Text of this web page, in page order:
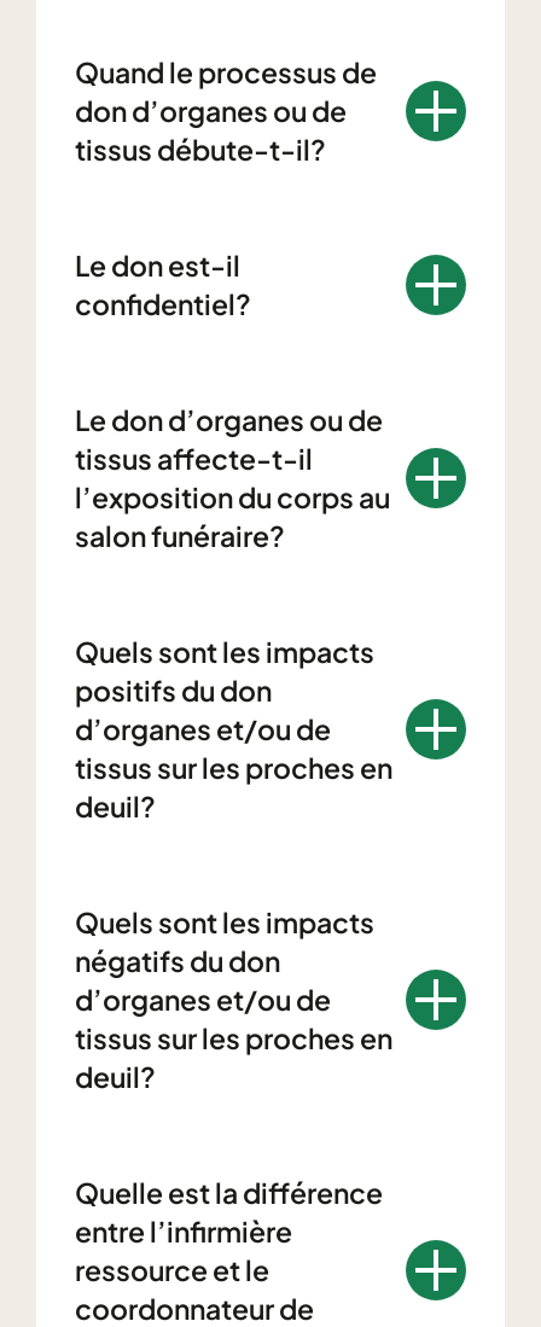
Quand le processus de
don d’organes ou de
tissus débute-t-il?
Le don est-il
confidentiel?
Le don d’organes ou de
tissus affecte-t-il
l’exposition du corps au
salon funéraire?
Quels sont les impacts
positifs du don
d’organes et/ou de
tissus sur les proches en
deuil?
Quels sont les impacts
négatifs du don
d’organes et/ou de
tissus sur les proches en
deuil?
Quelle est la différence
entre l’infirmière
ressource et le
coordonnateur de